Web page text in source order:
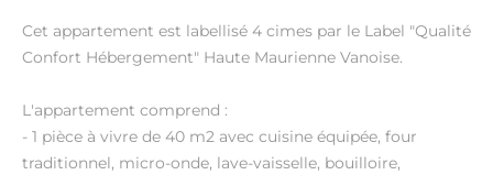
Cet appartement est labellisé 4 cimes par le Label "Qualité
Confort Hébergement" Haute Maurienne Vanoise.
L'appartement comprend :
- 1 pièce à vivre de 40 m2 avec cuisine équipée, four
traditionnel, micro-onde, lave-vaisselle, bouilloire,